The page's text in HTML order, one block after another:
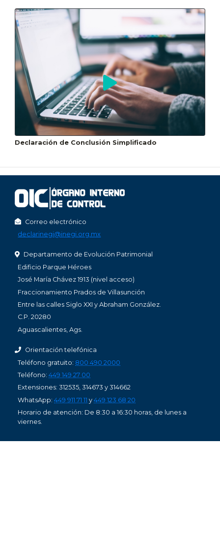
Declaración de Conclusión Simplificado
Correo electrónico
declarinegi@inegi.org.mx
Departamento de Evolución Patrimonial
Edificio Parque Héroes
José María Chávez 1913 (nivel acceso)
Fraccionamiento Prados de Villasunción
Entre las calles Siglo XXI y Abraham González.
C.P. 20280
Aguascalientes, Ags.
Orientación telefónica
Teléfono gratuito: 800 490 2000
Teléfono:449 149 27 00
Extensiones: 312535, 314673 y 314662
WhatsApp:449 911 71 11 y449 123 68 20
Horario de atención: De 8:30 a 16:30 horas, de lunes a
viernes.